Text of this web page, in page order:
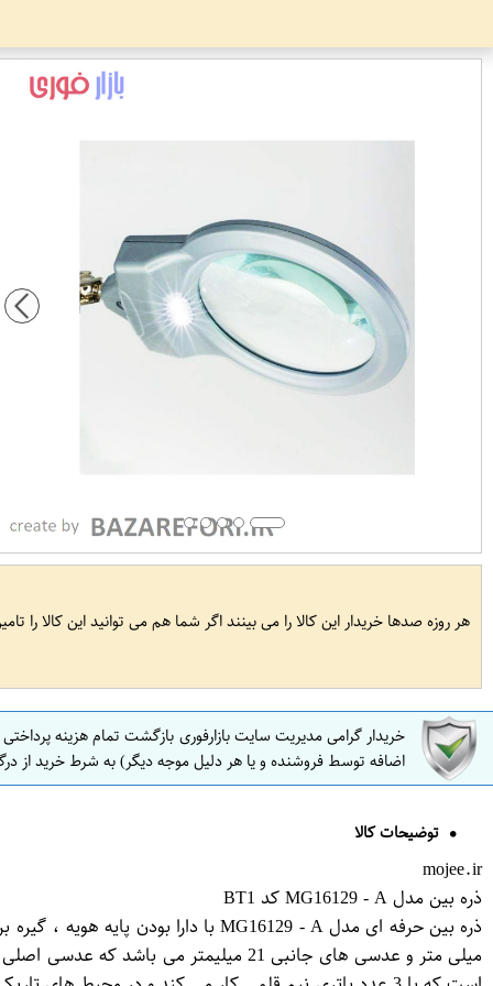
هر روزه صدها خریدار این کالا را می بینند اگر شما هم می توانید این کالا را
خریدار گرامی مدیریت سایت بازارفوری بازگشت تمام هزینه
اضافه توسط فروشنده و یا هر دلیل موجه دیگر) به شرط خرید از
توضیحات کالا
mojee.ir
ذره بین مدل MG16129 - A کد BT1